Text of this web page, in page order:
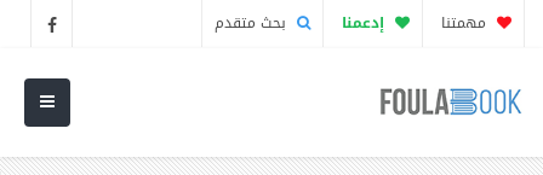
مهمتنا إدعمنا بحث متقدم